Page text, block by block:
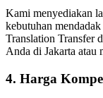
Kami menyediakan
kebutuhan
Translation Transfer
Anda di Jakarta atau
4. Harga